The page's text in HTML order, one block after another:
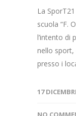
La
scuola “F.
l’intento di
nello sport,
presso i
17